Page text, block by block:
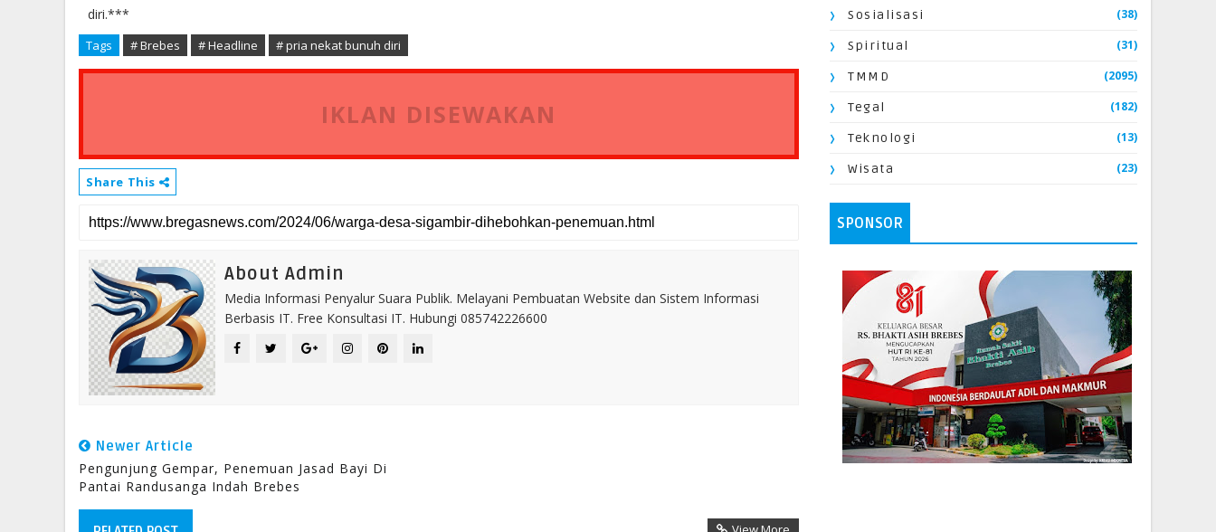
diri.***
Tags # Brebes # Headline # pria nekat bunuh diri
IKLAN DISEWAKAN
Share This
About Admin
Media Informasi Penyalur Suara Publik. Melayani Pembuatan Website dan Sistem Informasi
Berbasis IT. Free Konsultasi IT. Hubungi 085742226600
Newer Article
Pengunjung Gempar, Penemuan Jasad Bayi Di
Pantai Randusanga Indah Brebes
Sosialisasi (38)
Spiritual (31)
TMMD (2095)
Tegal (182)
Teknologi (13)
Wisata (23)
SPONSOR